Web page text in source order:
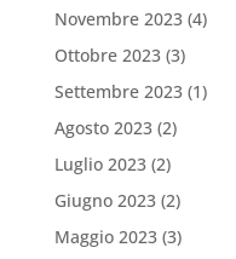
Novembre 2023(4)
Ottobre 2023(3)
Settembre 2023(1)
Agosto 2023(2)
Luglio 2023(2)
Giugno 2023(2)
Maggio 2023(3)